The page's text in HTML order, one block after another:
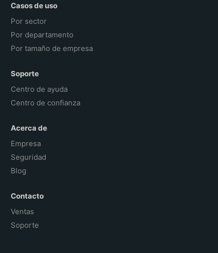
Casos de uso
Por sector
Por departamento
Por tamaño de empresa
Soporte
Centro de ayuda
Centro de confianza
Acerca de
Empresa
Seguridad
Blog
Contacto
Ventas
Soporte